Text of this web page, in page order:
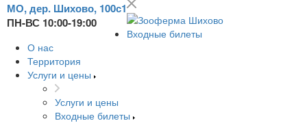
МО, дер. Шихово, 100с1
ПН-ВС 10:00-19:00
Входные билеты
О нас
Территория
Услуги и цены
Услуги и цены
Входные билеты